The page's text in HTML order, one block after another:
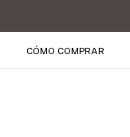
CÓMO COMPRAR